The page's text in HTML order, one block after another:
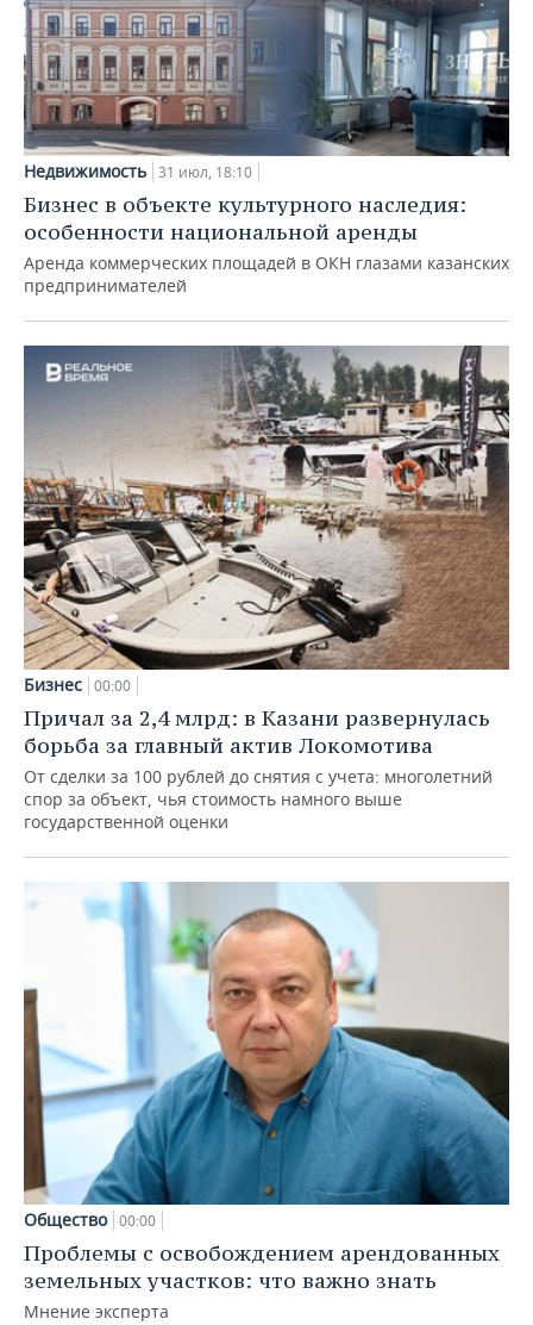
Недвижимость 31 июл, 18:10
Бизнес в объекте культурного наследия:
особенности национальной аренды
Аренда коммерческих площадей в ОКН глазами казанских
предпринимателей
Бизнес 00:00
Причал за 2,4 млрд: в Казани развернулась
борьба за главный актив Локомотива
От сделки за 100 рублей до снятия с учета: многолетний
спор за объект, чья стоимость намного выше
государственной оценки
Общество 00:00
Проблемы с освобождением арендованных
земельных участков: что важно знать
Мнение эксперта